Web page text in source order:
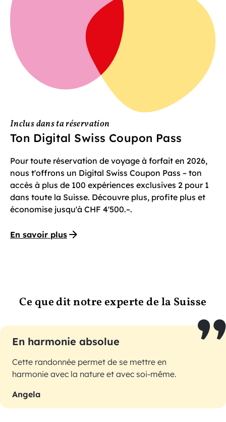
Inclus dans ta réservation
Ton Digital Swiss Coupon Pass
Pour toute réservation de voyage à forfait en 2026,
nous t'offrons un Digital Swiss Coupon Pass – ton
accès à plus de 100 expériences exclusives 2 pour 1
dans toute la Suisse. Découvre plus, profite plus et
économise jusqu'à CHF 4'500.–.
En savoir plus
Ce que dit notre experte de la Suisse
En harmonie absolue
Cette randonnée permet de se mettre en
harmonie avec la nature et avec soi-même.
Angela